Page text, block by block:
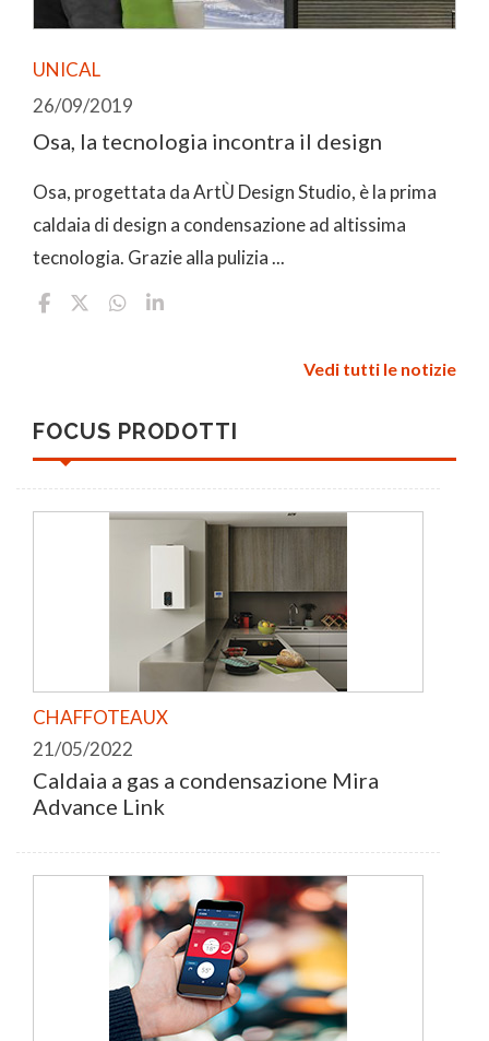
UNICAL
26/09/2019
Osa, la tecnologia incontra il design
Osa, progettata da ArtÙ Design Studio, è la prima
caldaia di design a condensazione ad altissima
tecnologia. Grazie alla pulizia ...
Vedi tutti le notizie
FOCUS PRODOTTI
CHAFFOTEAUX
21/05/2022
Caldaia a gas a condensazione Mira
Advance Link